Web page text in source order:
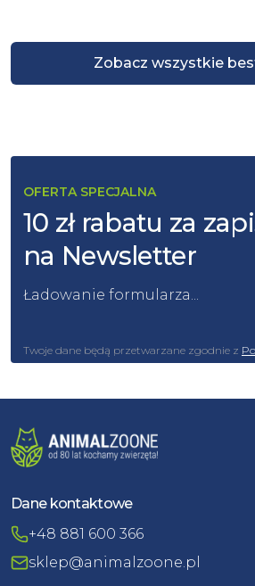
Zobacz wszystkie
OFERTA SPECJALNA
10 zł rabatu za
na Newsletter
Ładowanie formularza...
Twoje dane będą przetwarzane zgodnie z
Dane kontaktowe
+48 881 600 366
sklep@animalzoone.pl